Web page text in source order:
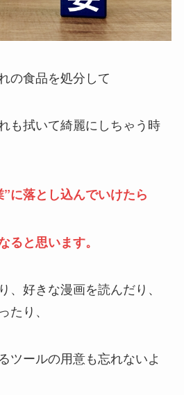
の食品を処分して
も拭いて綺麗にしちゃう時
に落とし込んでいけたら
ると思います。
、好きな漫画を読んだり、
り、
ツールの用意も忘れないよ